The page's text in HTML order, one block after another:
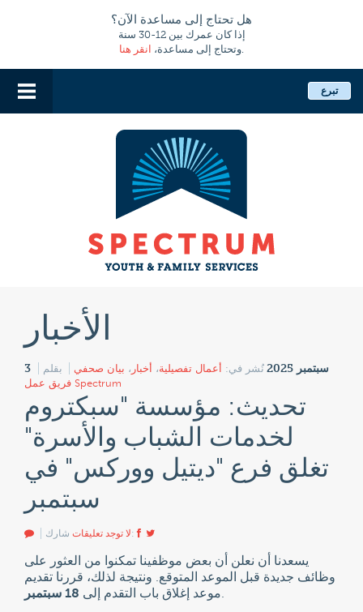
هل تحتاج إلى مساعدة الآن؟
إذا كان عمرك بين 12-30 سنة
وتحتاج إلى مساعدة، انقر هنا .
تبرع
الأخبار
3 سبتمبر 2025 نُشر في: أعمال تفصيلية، أخبار ، بيان صحفي
بقلم
فريق عمل Spectrum
تحديث: مؤسسة "سبكتروم
لخدمات الشباب والأسرة"
تغلق فرع "ديتيل ووركس" في
سبتمبر
لا توجد تعليقاتشارك:
يسعدنا أن نعلن أن بعض موظفينا تمكنوا من العثور على
وظائف جديدة قبل الموعد المتوقع. ونتيجة لذلك، قررنا تقديم
موعد إغلاق باب التقدم إلى 18 سبتمبر
.